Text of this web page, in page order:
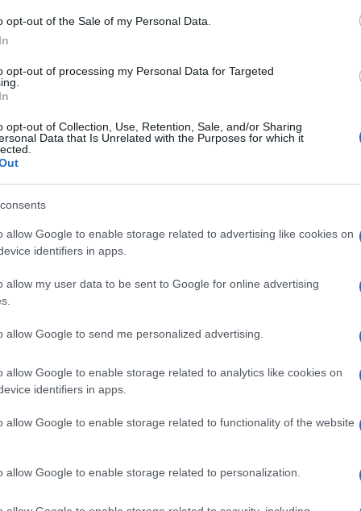
opt-out of the Sale of my Personal Data.
opt-out of processing my Personal Data for Targeted
opt-out of Collection, Use, Retention, Sale, and/or Sharing
Data that Is Unrelated with the Purposes for which it
allow Google to enable storage related to advertising like cookies on
identifiers in apps.
allow my user data to be sent to Google for online advertising
allow Google to send me personalized advertising.
allow Google to enable storage related to analytics like cookies on
identifiers in apps.
allow Google to enable storage related to functionality of the website
allow Google to enable storage related to personalization.
Στερεά, δυτική Πελοπόννησος
βροχές, και κυρίως στα θαλάσσια και
στο Ιόνιο, τη δυτική Πελοπόννησο
ώρες θα είναι κατά τόπους
της Ηπείρου.
4-5 και βαθμιαία από το μεσημέρι δυτικοί-
Κελσίου. Στο εσωτερικό της Ηπείρου
ανατολική Πελοπόννησος
βροχές και καταιγίδες. Τα φαινόμενα θα
από τις προμεσημβρινές ώρες στα νότια και
5-7 μποφόρ και μετά το μεσημέρι από
Κελσίου. Στα βόρεια θα είναι 2-3
με βροχές και σποραδικές